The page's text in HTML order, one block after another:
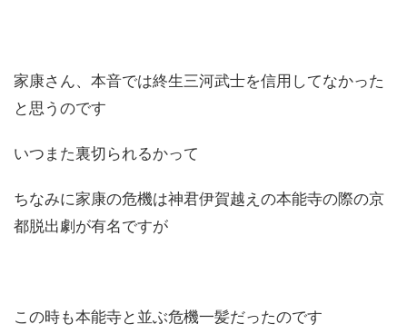
家康さん、本音では終生三河武士を信用してなかった
と思うのです
いつまた裏切られるかって
ちなみに家康の危機は神君伊賀越えの本能寺の際の京
都脱出劇が有名ですが
この時も本能寺と並ぶ危機一髪だったのです